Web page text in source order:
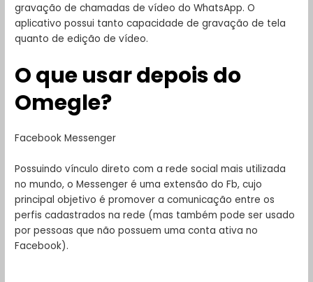
gravação de chamadas de vídeo do WhatsApp. O
aplicativo possui tanto capacidade de gravação de tela
quanto de edição de vídeo.
O que usar depois do
Omegle?
Facebook Messenger
Possuindo vínculo direto com a rede social mais utilizada
no mundo, o Messenger é uma extensão do Fb, cujo
principal objetivo é promover a comunicação entre os
perfis cadastrados na rede (mas também pode ser usado
por pessoas que não possuem uma conta ativa no
Facebook).